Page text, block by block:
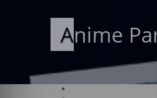
Anime